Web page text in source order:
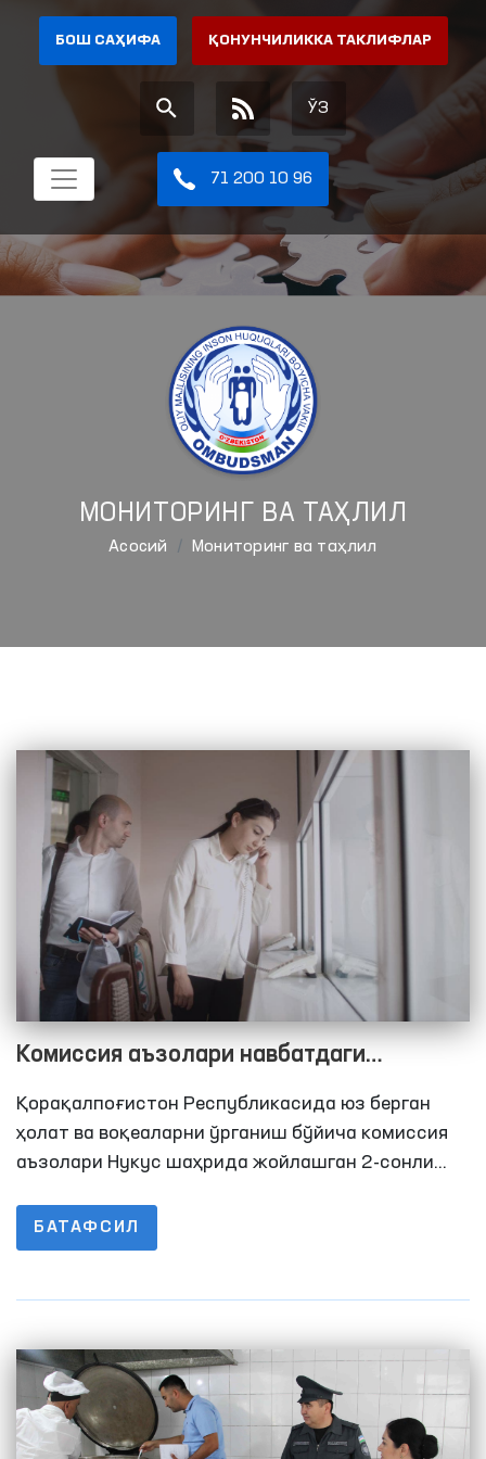
БОШ САҲИФА ҚОНУНЧИЛИККА ТАКЛИФЛАР
ЎЗ
71 200 10 96
МОНИТОРИНГ ВА ТАҲЛИЛ
Aсосий Мониторинг ва таҳлил
Комиссия аъзолари навбатдаги
ўрганишни тергов ҳибсхонасида
ўтказишди
Қорақалпоғистон Республикасида юз берган
ҳолат ва воқеаларни ўрганиш бўйича комиссия
аъзолари Нукус шаҳрида жойлашган 2-сонли
БАТАФСИЛ